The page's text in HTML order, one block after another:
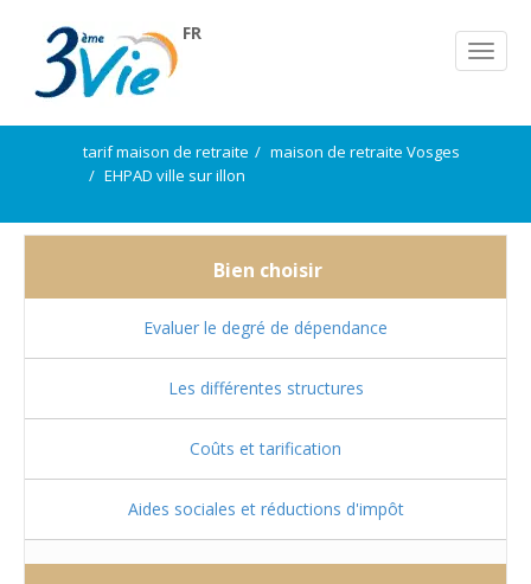
FR
tarif maison de retraite
maison de retraite Vosges
EHPAD ville sur illon
Bien choisir
Evaluer le degré de dépendance
Les différentes structures
Coûts et tarification
Aides sociales et réductions d'impôt